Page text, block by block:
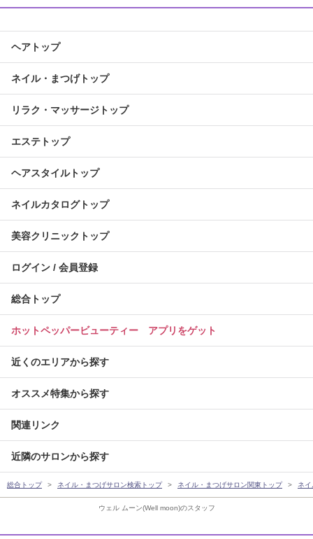
ウェル ムーン(Well moon)のスタッフ
ヘアトップ
ネイル・まつげトップ
リラク・マッサージトップ
エステトップ
ヘアスタイルトップ
ネイルカタログトップ
美容クリニックトップ
ログイン / 会員登録
総合トップ
ホットペッパービューティー アプリをゲット
近くのエリアから探す
オススメ特集から探す
関連リンク
近隣のサロンから探す
総合トップ ネイル・まつげサロン検索トップ ネイル・まつげサロン関東トップ ネ